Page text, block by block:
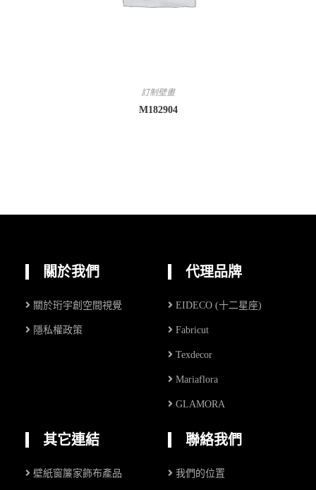
訂制壁畫
M182904
關於我們
關於珩宇創空間視覺
隱私權政策
代理品牌
EIDECO (十二星座)
Fabricut
Texdecor
Mariaflora
GLAMORA
其它連結
壁紙窗簾家飾布產品
聯絡我們
我們的位置